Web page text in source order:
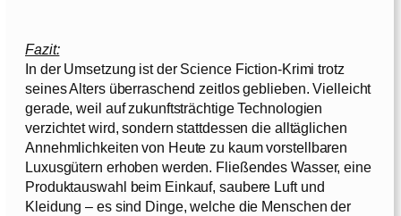
Fazit:
In der Umsetzung ist der Science Fiction-Krimi trotz
seines Alters überraschend zeitlos geblieben. Vielleicht
gerade, weil auf zukunftsträchtige Technologien
verzichtet wird, sondern stattdessen die alltäglichen
Annehmlichkeiten von Heute zu kaum vorstellbaren
Luxusgütern erhoben werden. Fließendes Wasser, eine
Produktauswahl beim Einkauf, saubere Luft und
Kleidung – es sind Dinge, welche die Menschen der